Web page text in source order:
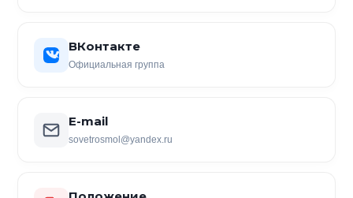
ВКонтакте
Официальная группа
E-mail
sovetrosmol@yandex.ru